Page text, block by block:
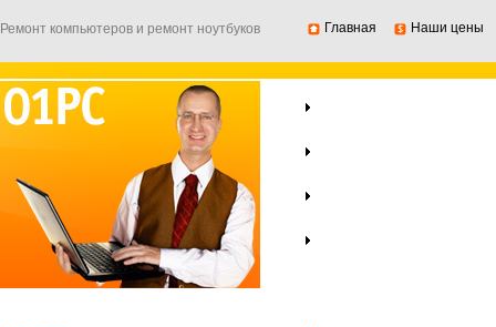
Ремонт компьютеров и ремонт ноутбуков Главная Наши цены